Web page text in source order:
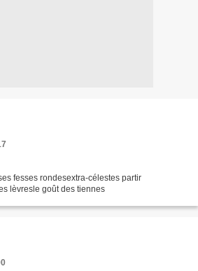
fesses rondesextra-célestes partir
lèvresle goût des tiennes